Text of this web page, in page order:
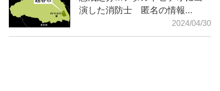
演した消防士 匿名の情報...
2024/04/30